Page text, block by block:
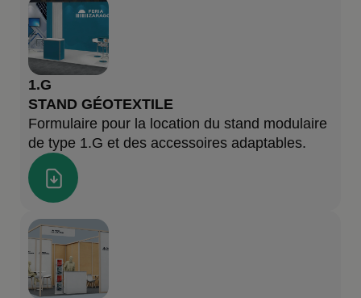
1.G
STAND GÉOTEXTILE
Formulaire pour la location du stand modulaire
de type 1.G et des accessoires adaptables.